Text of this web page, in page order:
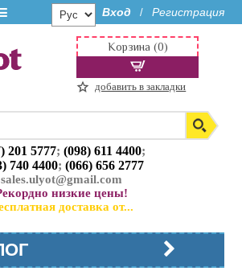
Вход / Регистрация
201 5777;(098) 611 4400;
740 4400;(066) 656 2777
sales.ulyot@gmail.com
низкие цены!
доставка от...
Корзина (0)
добавить в закладки